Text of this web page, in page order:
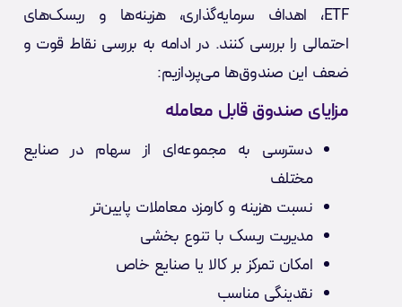
ETF، اهداف سرمایه‌گذاری، هزینه‌ها و ریسک‌های
احتمالی را بررسی کنند. در ادامه به بررسی نقاط قوت و
ضعف این صندوق‌ها می‌پردازیم:
مزایای صندوق‌ قابل معامله
دسترسی به مجموعه‌ای از سهام در صنایع
مختلف
نسبت هزینه‌ و کارمزد معاملات پایین‌تر
مدیریت ریسک با تنوع بخشی
امکان تمرکز بر کالا یا صنایع خاص
نقدینگی مناسب